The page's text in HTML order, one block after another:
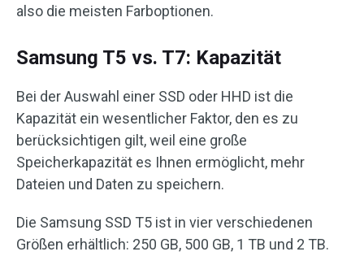
also die meisten Farboptionen.
Samsung T5 vs. T7: Kapazität
Bei der Auswahl einer SSD oder HHD ist die
Kapazität ein wesentlicher Faktor, den es zu
berücksichtigen gilt, weil eine große
Speicherkapazität es Ihnen ermöglicht, mehr
Dateien und Daten zu speichern.
Die Samsung SSD T5 ist in vier verschiedenen
Größen erhältlich: 250 GB, 500 GB, 1 TB und 2 TB.